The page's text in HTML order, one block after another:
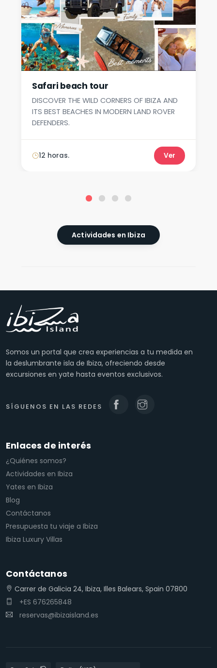
Safari beach tour
DISCOVER THE WILD CORNERS OF IBIZA AND
ITS BEST BEACHES IN MODERN LAND ROVER
DEFENDERS.
12 horas. Ver
Actividades en Ibiza
Somos un portal que crea experiencias a tu medida en
la deslumbrante isla de Ibiza, ofreciendo desde
excursiones en yate hasta eventos exclusivos.
SÍGUENOS EN LAS REDES
Enlaces de interés
¿Quiénes somos?
Actividades en Ibiza
Yates en Ibiza
Blog
Contáctanos
Presupuesta tu viaje a Ibiza
Ibiza Luxury Villas
Contáctanos
Carrer de Galicia 24, Ibiza, Illes Balears, Spain 07800
+ES 676265848
reservas@ibizaisland.es